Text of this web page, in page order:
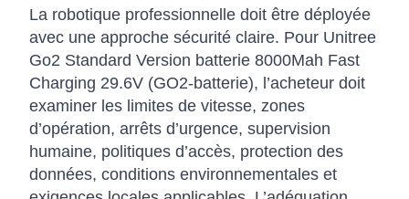
La robotique professionnelle doit être déployée
avec une approche sécurité claire. Pour Unitree
Go2 Standard Version batterie 8000Mah Fast
Charging 29.6V (GO2-batterie), l’acheteur doit
examiner les limites de vitesse, zones
d’opération, arrêts d’urgence, supervision
humaine, politiques d’accès, protection des
données, conditions environnementales et